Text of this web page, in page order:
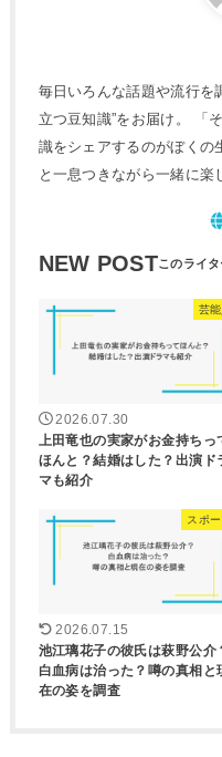
毎日いろんな話題や流行を
立つ豆知識”をお届け。 「
識をシェアするのがぼくの
と一息つきながら一緒に楽
NEW POST
芸能
2026.07.30
上田竜也の実家がお金持ちっ
ほんと？結婚はした？出演ド
マも紹介
スポー
2026.07.15
池江璃花子の彼氏は萩野公介
白血病は治った？噂の真相と
在の姿を調査